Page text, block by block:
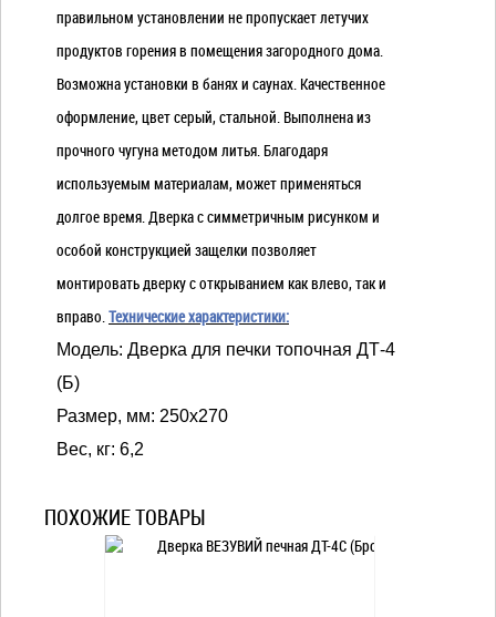
правильном установлении не пропускает летучих
продуктов горения в помещения загородного дома.
Возможна установки в банях и саунах. Качественное
оформление, цвет серый, стальной. Выполнена из
прочного чугуна методом литья. Благодаря
используемым материалам, может применяться
долгое время. Дверка с симметричным рисунком и
особой конструкцией защелки позволяет
монтировать дверку с открыванием как влево, так и
вправо.Технические характеристики:
Модель: Дверка для печки топочная ДТ-4
(Б)
Размер, мм: 250х270
Вес, кг: 6,2
ПОХОЖИЕ ТОВАРЫ